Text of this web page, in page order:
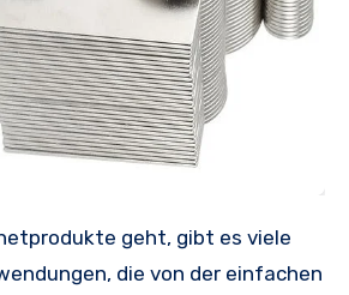
die von der einfachen